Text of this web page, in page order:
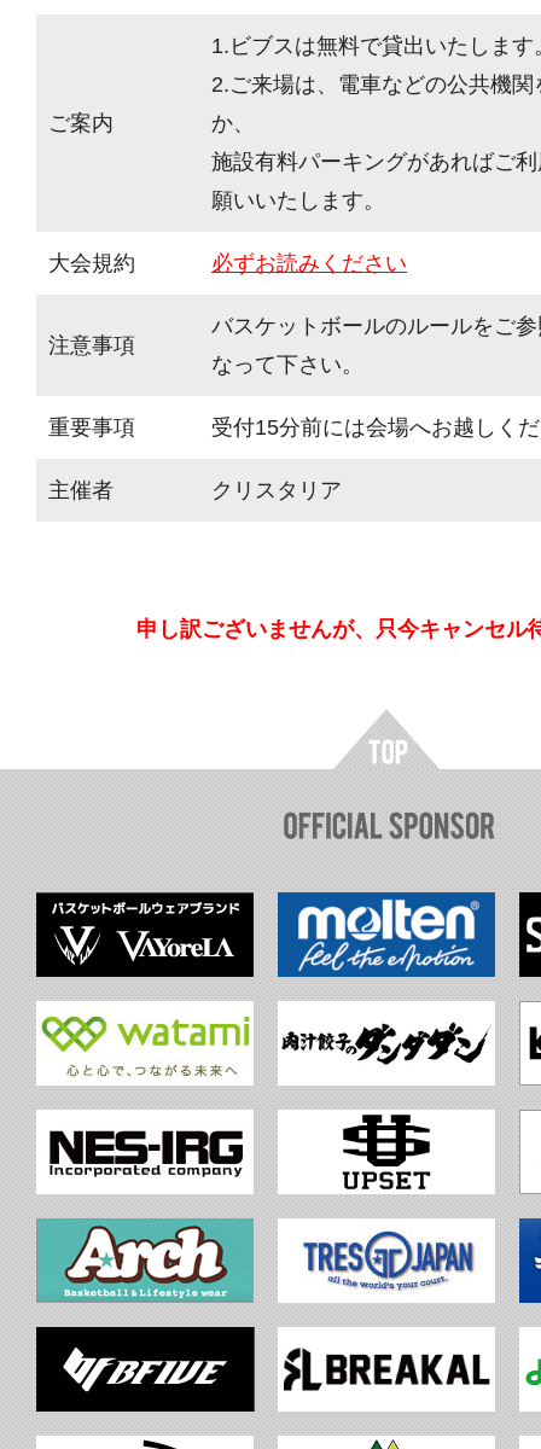
ご案内
1.ビブスは無料で貸出いたします
2.ご来場は、電車などの公共機
か、
施設有料パーキングがあればご
願いいたします。
大会規約 必ずお読みください
注意事項
バスケットボールのルールをご
なって下さい。
重要事項 受付15分前には会場へお越しく
主催者 クリスタリア
申し訳ございませんが、只今キャンセル